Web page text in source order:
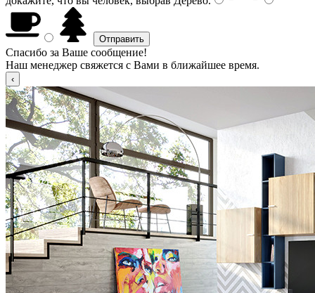
Спасибо за Ваше сообщение!
Наш менеджер свяжется с Вами в ближайшее время.